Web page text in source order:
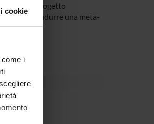
cookie
come i
HEMOT (Progetto
è condurre una meta-